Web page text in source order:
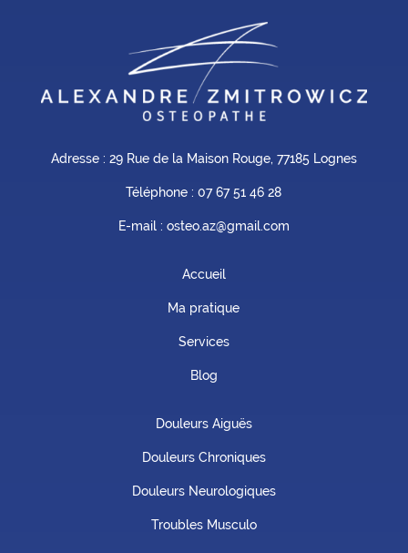
Adresse : 29 Rue de la Maison Rouge, 77185 Lognes
Téléphone :07 67 51 46 28
E-mail : osteo.az@gmail.com
Accueil
Ma pratique
Services
Blog
Douleurs Aiguës
Douleurs Chroniques
Douleurs Neurologiques
Troubles Musculo